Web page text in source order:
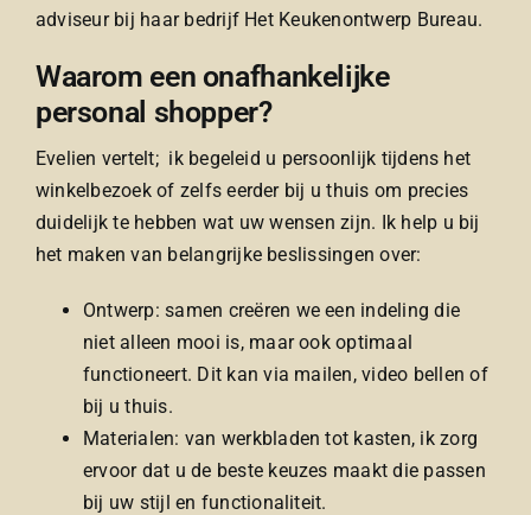
adviseur bij haar bedrijf Het Keukenontwerp Bureau.
Waarom een onafhankelijke
personal shopper?
Evelien vertelt; ik begeleid u persoonlijk tijdens het
winkelbezoek of zelfs eerder bij u thuis om precies
duidelijk te hebben wat uw wensen zijn. Ik help u bij
het maken van belangrijke beslissingen over:
Ontwerp: samen creëren we een indeling die
niet alleen mooi is, maar ook optimaal
functioneert. Dit kan via mailen, video bellen of
bij u thuis.
Materialen: van werkbladen tot kasten, ik zorg
ervoor dat u de beste keuzes maakt die passen
bij uw stijl en functionaliteit.